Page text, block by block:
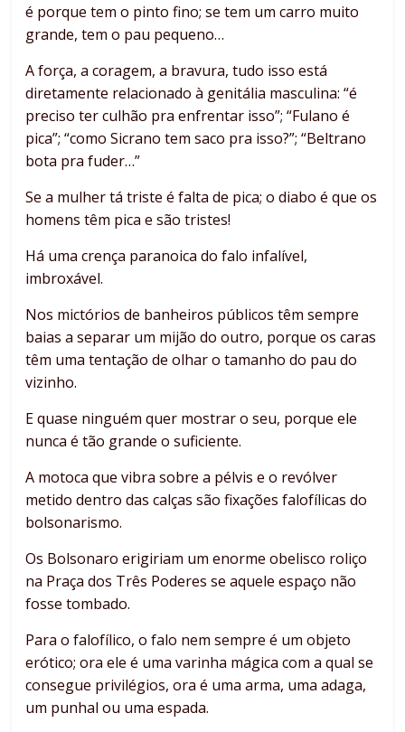
é porque tem o pinto fino; se tem um carro muito
grande, tem o pau pequeno…
A força, a coragem, a bravura, tudo isso está
diretamente relacionado à genitália masculina: “é
preciso ter culhão pra enfrentar isso”; “Fulano é
pica”; “como Sicrano tem saco pra isso?”; “Beltrano
bota pra fuder…”
Se a mulher tá triste é falta de pica; o diabo é que os
homens têm pica e são tristes!
Há uma crença paranoica do falo infalível,
imbroxável.
Nos mictórios de banheiros públicos têm sempre
baias a separar um mijão do outro, porque os caras
têm uma tentação de olhar o tamanho do pau do
vizinho.
E quase ninguém quer mostrar o seu, porque ele
nunca é tão grande o suficiente.
A motoca que vibra sobre a pélvis e o revólver
metido dentro das calças são fixações falofílicas do
bolsonarismo.
Os Bolsonaro erigiriam um enorme obelisco roliço
na Praça dos Três Poderes se aquele espaço não
fosse tombado.
Para o falofílico, o falo nem sempre é um objeto
erótico; ora ele é uma varinha mágica com a qual se
consegue privilégios, ora é uma arma, uma adaga,
um punhal ou uma espada.